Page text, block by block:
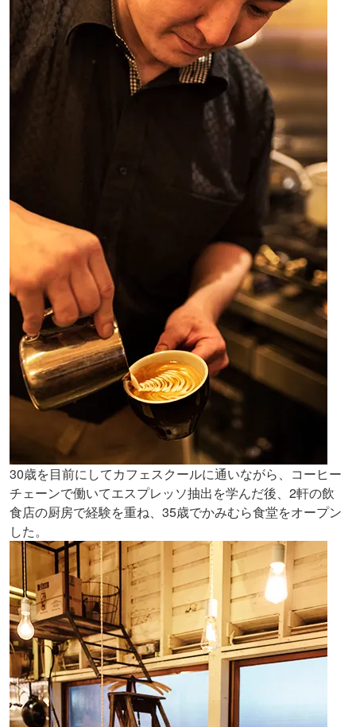
30歳を目前にしてカフェスクールに通いながら、コーヒー
チェーンで働いてエスプレッソ抽出を学んだ後、2軒の飲
食店の厨房で経験を重ね、35歳でかみむら食堂をオープン
した。